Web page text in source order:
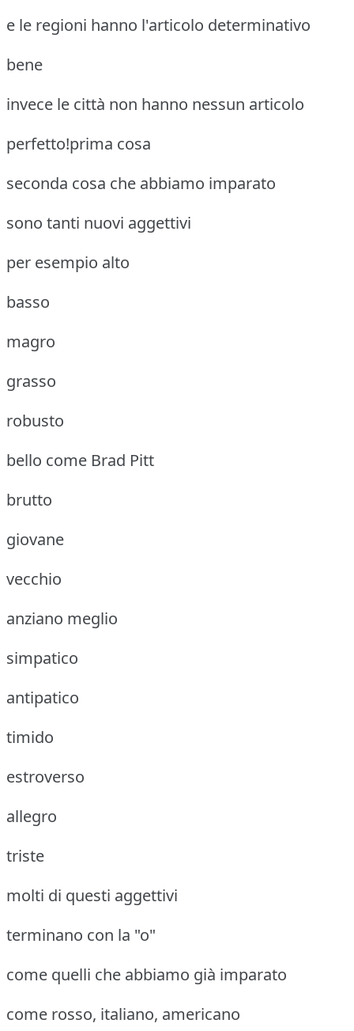
e le regioni hanno l'articolo determinativo
bene
invece le città non hanno nessun articolo
perfetto!prima cosa
seconda cosa che abbiamo imparato
sono tanti nuovi aggettivi
per esempio alto
basso
magro
grasso
robusto
bello come Brad Pitt
brutto
giovane
vecchio
anziano meglio
simpatico
antipatico
timido
estroverso
allegro
triste
molti di questi aggettivi
terminano con la "o"
come quelli che abbiamo già imparato
come rosso, italiano, americano